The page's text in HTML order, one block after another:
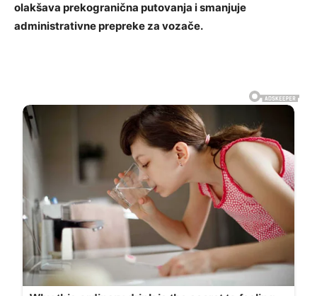
olakšava prekogranična putovanja i smanjuje
administrativne prepreke za vozače.